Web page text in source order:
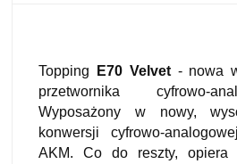
Topping E70 Velvet- nowa
przetwornika cyfrowo-
Wyposażony w nowy,
konwersji cyfrowo-
AKM. Co do reszty, opiera